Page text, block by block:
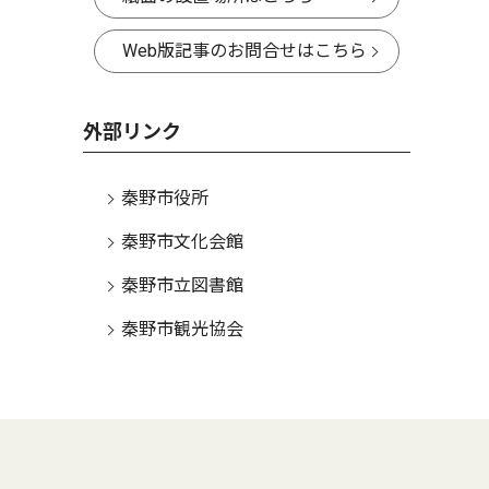
Web版記事のお問合せはこちら
外部リンク
秦野市役所
秦野市文化会館
秦野市立図書館
秦野市観光協会